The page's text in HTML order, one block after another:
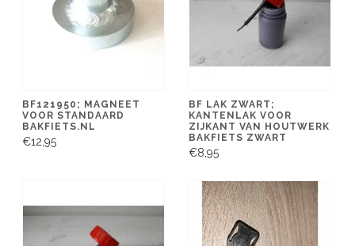
BF121950; MAGNEET
VOOR STANDAARD
BAKFIETS.NL
€12,95
BF LAK ZWART;
KANTENLAK VOOR
ZIJKANT VAN HOUTWERK
BAKFIETS ZWART
€8,95